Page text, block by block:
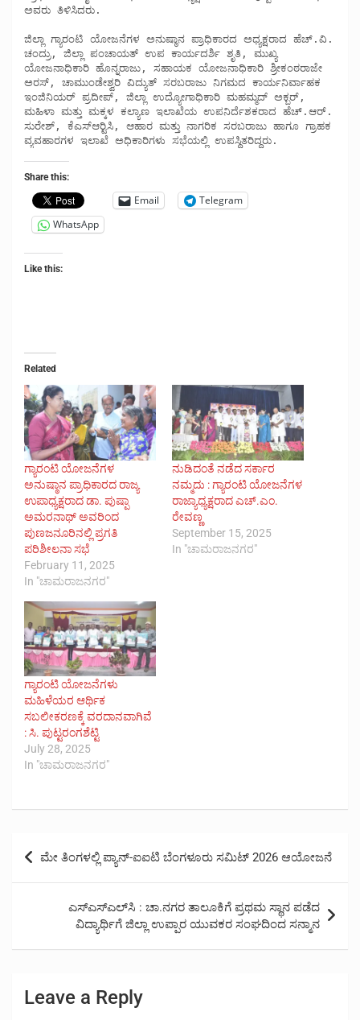
ಅವರು ತಿಳಿಸಿದರು.
ಜಿಲ್ಲಾ ಗ್ಯಾರಂಟಿ ಯೋಜನೆಗಳ ಅನುಷ್ಠಾನ ಪ್ರಾಧಿಕಾರದ ಅಧ್ಯಕ್ಷರಾದ ಹೆಚ್.ವಿ.
ಚಂದ್ರು, ಜಿಲ್ಲಾ ಪಂಚಾಯತ್ ಉಪ ಕಾರ್ಯದರ್ಶಿ ಶೃತಿ, ಮುಖ್ಯ
ಯೋಜನಾಧಿಕಾರಿ ಹೊನ್ನರಾಜು, ಸಹಾಯಕ ಯೋಜನಾಧಿಕಾರಿ ಶ್ರೀಕಂಠರಾಜೇ
ಅರಸ್, ಚಾಮುಂಡೇಶ್ವರಿ ವಿದ್ಯುತ್ ಸರಬರಾಜು ನಿಗಮದ ಕಾರ್ಯನಿರ್ವಾಹಕ
ಇಂಜಿನಿಯರ್ ಪ್ರದೀಪ್, ಜಿಲ್ಲಾ ಉದ್ಯೋಗಾಧಿಕಾರಿ ಮಹಮ್ಮದ್ ಅಕ್ಬರ್,
ಮಹಿಳಾ ಮತ್ತು ಮಕ್ಕಳ ಕಲ್ಯಾಣ ಇಲಾಖೆಯ ಉಪನಿರ್ದೆಶಕರಾದ ಹೆಚ್.ಆರ್.
ಸುರೇಶ್, ಕೆಎಸ್‍ಆರ್‍ಟಿಸಿ, ಆಹಾರ ಮತ್ತು ನಾಗರಿಕ ಸರಬರಾಜು ಹಾಗೂ ಗ್ರಾಹಕ
ವ್ಯವಹಾರಗಳ ಇಲಾಖೆ ಅಧಿಕಾರಿಗಳು ಸಭೆಯಲ್ಲಿ ಉಪಸ್ಥಿತರಿದ್ದರು.
Share this:
Email
Telegram
WhatsApp
Like this:
Related
ಗ್ಯಾರಂಟಿ ಯೋಜನೆಗಳ
ಅನುಷ್ಠಾನ ಪ್ರಾಧಿಕಾರದ ರಾಜ್ಯ
ಉಪಾಧ್ಯಕ್ಷರಾದ ಡಾ. ಪುಷ್ಪಾ
ಅಮರನಾಥ್ ಅವರಿಂದ
ಪುಣಜನೂರಿನಲ್ಲಿ ಪ್ರಗತಿ
ಪರಿಶೀಲನಾ ಸಭೆ
February 11, 2025
In "ಚಾಮರಾಜನಗರ"
ನುಡಿದಂತೆ ನಡೆದ ಸರ್ಕಾರ
ನಮ್ಮದು : ಗ್ಯಾರಂಟಿ ಯೋಜನೆಗಳ
ರಾಜ್ಯಾಧ್ಯಕ್ಷರಾದ ಎಚ್.ಎಂ.
ರೇವಣ್ಣ
September 15, 2025
In "ಚಾಮರಾಜನಗರ"
ಗ್ಯಾರಂಟಿ ಯೋಜನೆಗಳು
ಮಹಿಳೆಯರ ಆರ್ಥಿಕ
ಸಬಲೀಕರಣಕ್ಕೆ ವರದಾನವಾಗಿವೆ
: ಸಿ. ಪುಟ್ಟರಂಗಶೆಟ್ಟಿ
July 28, 2025
In "ಚಾಮರಾಜನಗರ"
Post
navigation
ಮೇ ತಿಂಗಳಲ್ಲಿ ಪ್ಯಾನ್-ಐಐಟಿ ಬೆಂಗಳೂರು ಸಮಿಟ್ 2026 ಆಯೋಜನೆ
ಎಸ್‌ಎಸ್‌ಎಲ್‌ಸಿ : ಚಾ.ನಗರ ತಾಲೂಕಿಗೆ ಪ್ರಥಮ ಸ್ಥಾನ ಪಡೆದ
ವಿದ್ಯಾರ್ಥಿಗೆ ಜಿಲ್ಲಾ ಉಪ್ಪಾರ ಯುವಕರ ಸಂಘದಿಂದ ಸನ್ಮಾನ
Leave a Reply